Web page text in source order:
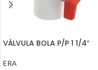
VÁLVULA BOLA P/P 1 1/4″
ERA